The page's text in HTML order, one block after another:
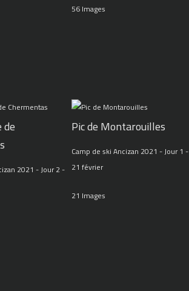
56 Images
2021 - Jour 2 -
Pic de Montarouilles
Camp de ski Ancizan 2021 - Jour 1 -
21 février
21 Images